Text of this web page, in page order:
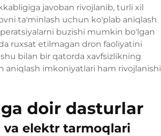
javoban rivojlanib, turli xil
ta'minlash uchun ko'plab aniqlash
buzishi mumkin bo'lgan
ruxsat etilmagan dron faoliyatini
bilan bir qatorda xavfsizlikning
aniqlash imkoniyatlari ham rivojlanishi
doir dasturlar
elektr tarmoqlari